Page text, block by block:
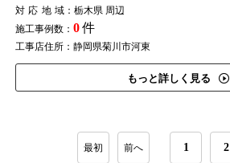
対応地域：栃木県 周辺
施工事例数： 0件
工事店住所：静岡県菊川市河東
もっと詳しく見る
最初 前へ 1 2